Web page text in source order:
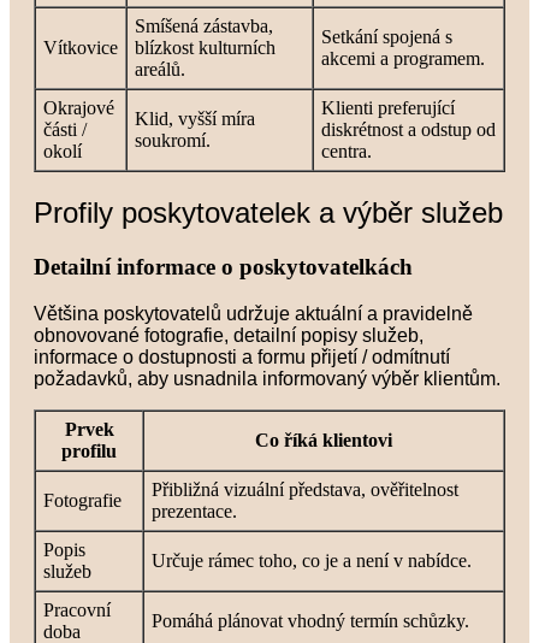
Vítkovice
Smíšená zástavba,
blízkost kulturních
areálů.
Setkání spojená s
akcemi a programem.
Okrajové
části /
okolí
Klid, vyšší míra
soukromí.
Klienti preferující
diskrétnost a odstup od
centra.
Profily poskytovatelek a výběr služeb
Detailní informace o poskytovatelkách
Většina poskytovatelů udržuje aktuální a pravidelně
obnovované fotografie, detailní popisy služeb,
informace o dostupnosti a formu přijetí / odmítnutí
požadavků, aby usnadnila informovaný výběr klientům.
Prvek
profilu
Co říká klientovi
Fotografie
Přibližná vizuální představa, ověřitelnost
prezentace.
Popis
služeb
Určuje rámec toho, co je a není v nabídce.
Pracovní
doba
Pomáhá plánovat vhodný termín schůzky.